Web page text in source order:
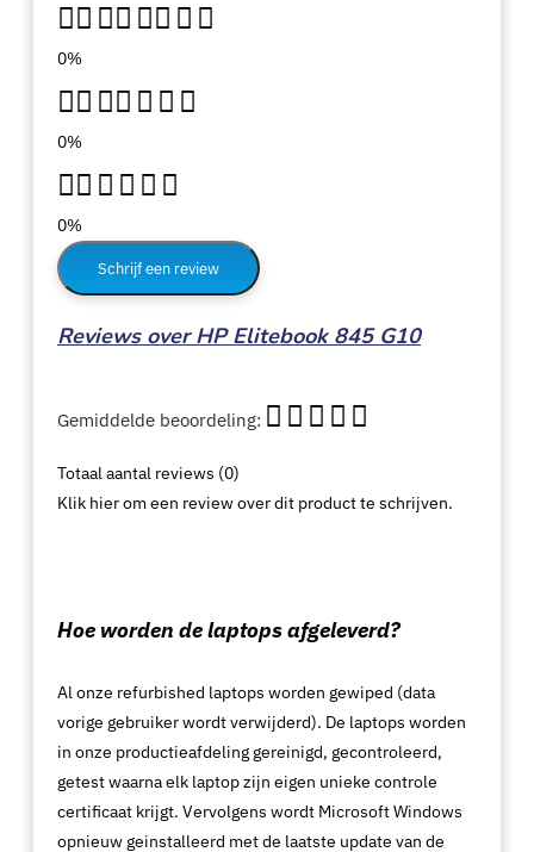
0%
0%
0%
Schrijf een review
Reviews over HP Elitebook 845 G10
Gemiddelde beoordeling:
Totaal aantal reviews (0)
Klik hier om een review over dit product te schrijven.
Hoe worden de laptops afgeleverd?
Al onze refurbished laptops worden gewiped (data
vorige gebruiker wordt verwijderd). De laptops worden
in onze productieafdeling gereinigd, gecontroleerd,
getest waarna elk laptop zijn eigen unieke controle
certificaat krijgt. Vervolgens wordt Microsoft Windows
opnieuw geinstalleerd met de laatste update van de